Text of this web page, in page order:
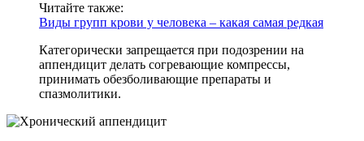
Читайте также:
Виды групп крови у человека – какая самая редкая
Категорически запрещается при подозрении на
аппендицит делать согревающие компрессы,
принимать обезболивающие препараты и
спазмолитики.